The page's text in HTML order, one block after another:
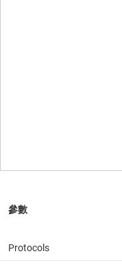
Protocols